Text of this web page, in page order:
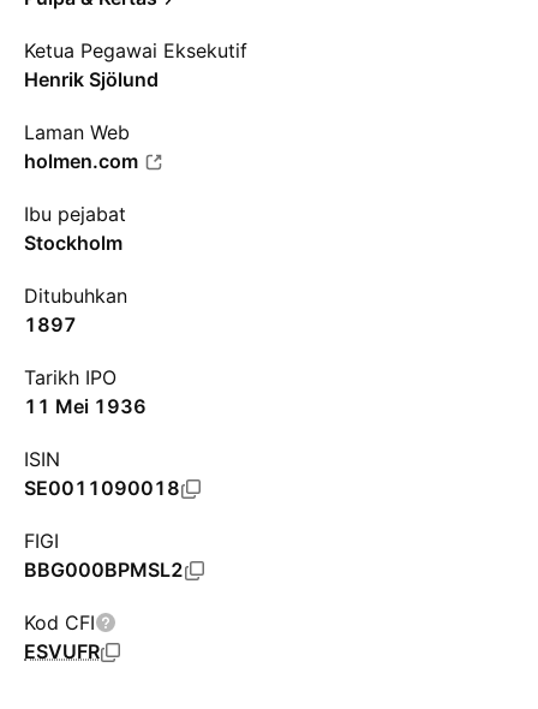
Ketua Pegawai Eksekutif
Henrik Sjölund
Laman Web
holmen.com
Ibu pejabat
Stockholm
Ditubuhkan
1897
Tarikh IPO
11 Mei 1936
ISIN
SE0011090018
FIGI
BBG000BPMSL2
Kod CFI
ESVUFR